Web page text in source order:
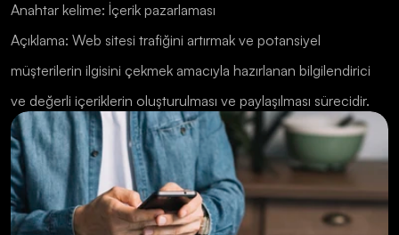
Anahtar kelime: İçerik pazarlaması
Açıklama: Web sitesi trafiğini artırmak ve potansiyel
müşterilerin ilgisini çekmek amacıyla hazırlanan bilgilendirici
ve değerli içeriklerin oluşturulması ve paylaşılması sürecidir.